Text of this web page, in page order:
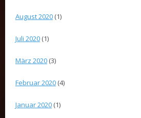
August 2020 (1)
Juli 2020 (1)
März 2020 (3)
Februar 2020 (4)
Januar 2020 (1)